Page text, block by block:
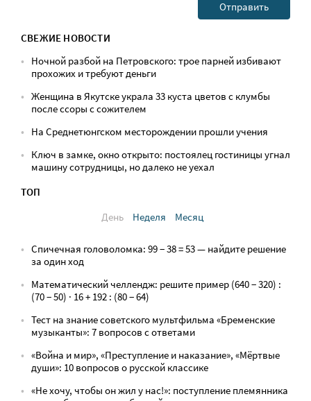
СВЕЖИЕ НОВОСТИ
Ночной разбой на Петровского: трое парней избивают
прохожих и требуют деньги
Женщина в Якутске украла 33 куста цветов с клумбы
после ссоры с сожителем
На Среднетюнгском месторождении прошли учения
Ключ в замке, окно открыто: постоялец гостиницы угнал
машину сотрудницы, но далеко не уехал
ТОП
День
Неделя Месяц
Спичечная головоломка: 99 − 38 = 53 — найдите решение
за один ход
Математический челлендж: решите пример (640 − 320) :
(70 − 50) · 16 + 192 : (80 − 64)
Тест на знание советского мультфильма «Бременские
музыканты»: 7 вопросов с ответами
«Война и мир», «Преступление и наказание», «Мёртвые
души»: 10 вопросов о русской классике
«Не хочу, чтобы он жил у нас!»: поступление племянника